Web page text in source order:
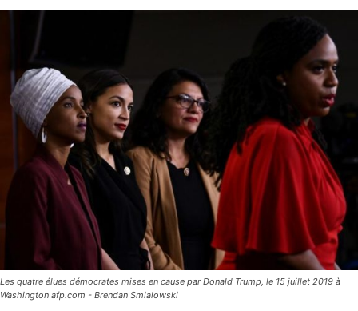
Les quatre élues démocrates mises en cause par Donald Trump, le 15 juillet 2019 à
Washington afp.com - Brendan Smialowski